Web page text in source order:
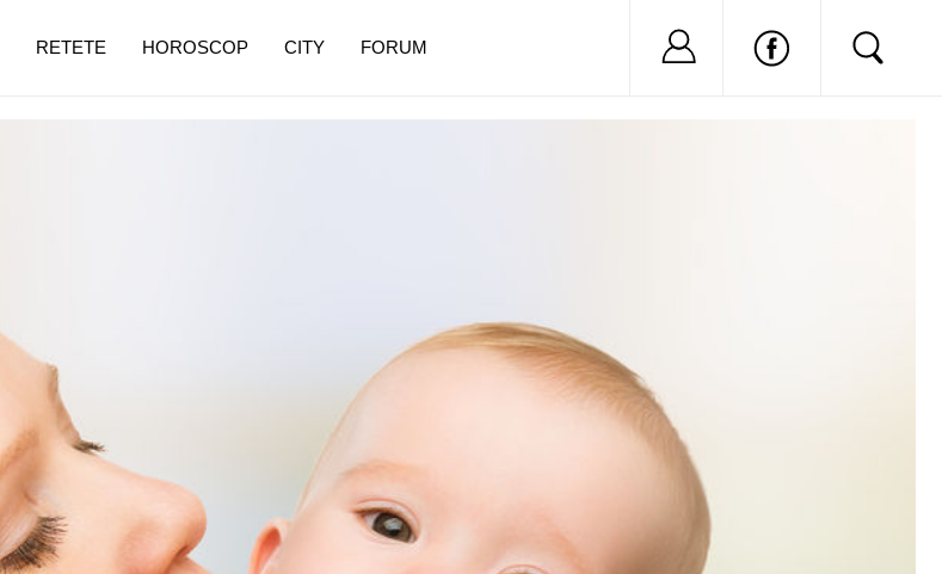
RETETE HOROSCOP CITY FORUM Nu ai cont?
pe măsură ce înaintezi în vârstă